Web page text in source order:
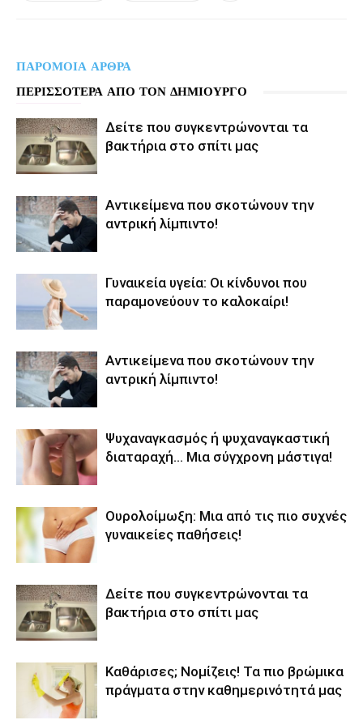
ΠΑΡΟΜΟΙΑ ΑΡΘΡΑ
ΠΕΡΙΣΣΟΤΕΡΑ ΑΠΟ ΤΟΝ ΔΗΜΙΟΥΡΓΟ
Δείτε που συγκεντρώνονται τα
βακτήρια στο σπίτι μας
Αντικείμενα που σκοτώνουν την
αντρική λίμπιντο!
Γυναικεία υγεία: Οι κίνδυνοι που
παραμονεύουν το καλοκαίρι!
Αντικείμενα που σκοτώνουν την
αντρική λίμπιντο!
Ψυχαναγκασμός ή ψυχαναγκαστική
διαταραχή… Μια σύγχρονη μάστιγα!
Ουρολοίμωξη: Μια από τις πιο συχνές
γυναικείες παθήσεις!
Δείτε που συγκεντρώνονται τα
βακτήρια στο σπίτι μας
Καθάρισες; Νομίζεις! Τα πιο βρώμικα
πράγματα στην καθημερινότητά μας